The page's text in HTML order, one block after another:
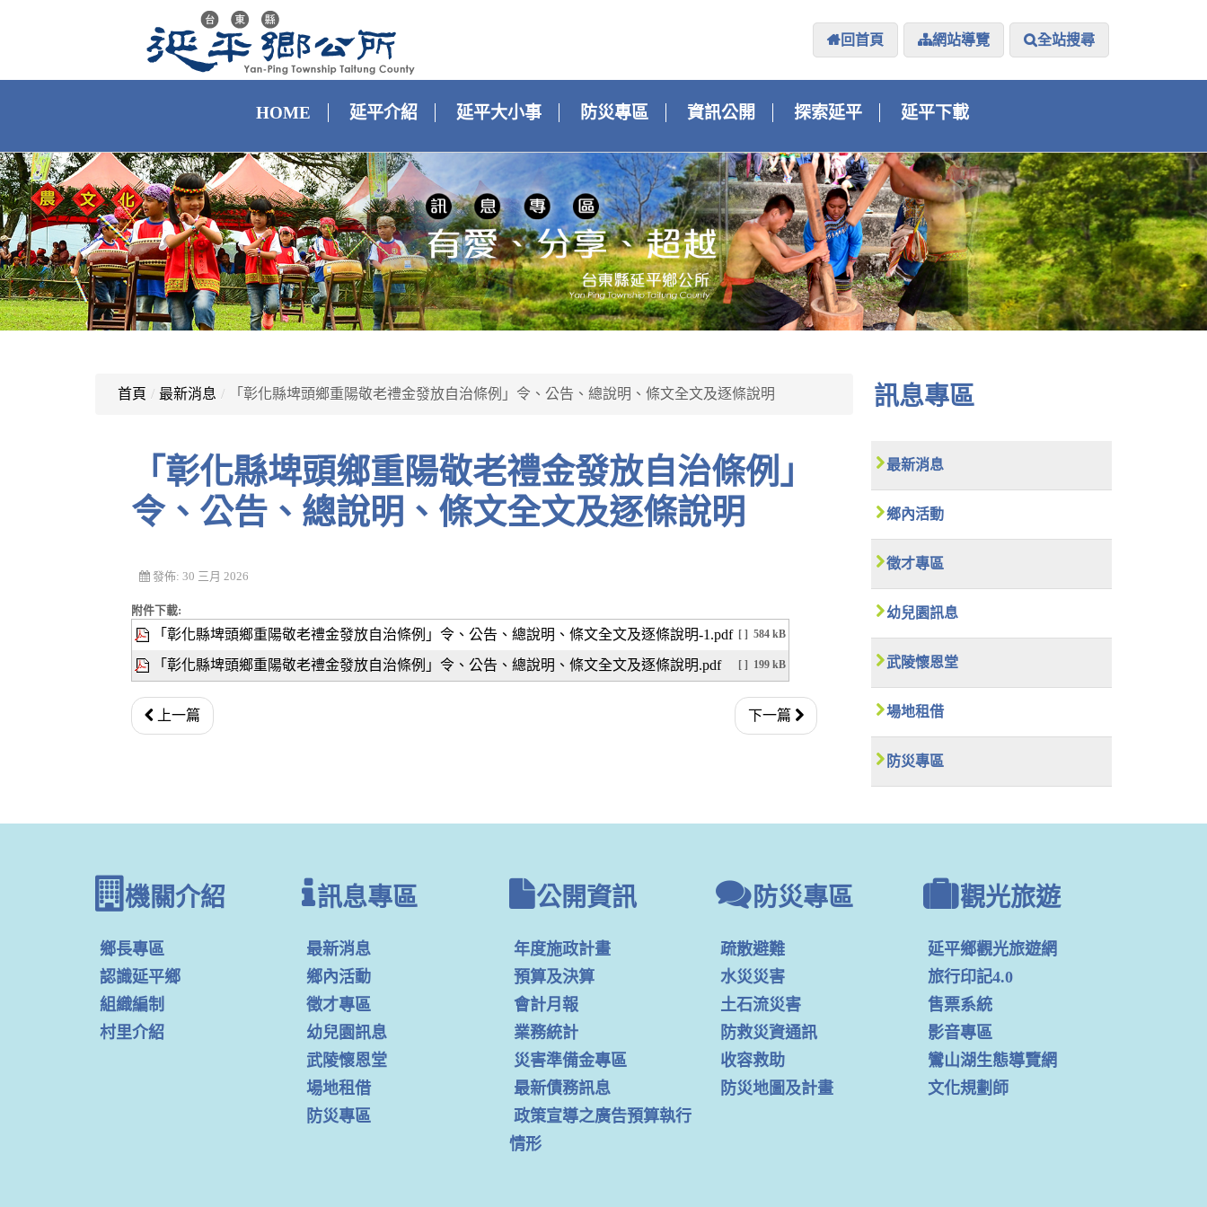
回首頁 網站導覽 全站搜尋
HOME 延平介紹 延平大小事 防災專區 資訊公開 探索延平 延平下載
首頁 / 最新消息 / 「彰化縣埤頭鄉重陽敬老禮金發放自治條例」令、公告、總說明、條文全文及逐條說明
「彰化縣埤頭鄉重陽敬老禮金發放自治條例」
令、公告、總說明、條文全文及逐條說明
發佈: 30 三月 2026
附件下載:
「彰化縣埤頭鄉重陽敬老禮金發放自治條例」令、公告、總說明、條文全文及逐條說明-1.pdf 584 kB
「彰化縣埤頭鄉重陽敬老禮金發放自治條例」令、公告、總說明、條文全文及逐條說明.pdf 199 kB
上一篇 下一篇
訊息專區
最新消息
鄉內活動
徵才專區
幼兒園訊息
武陵懷恩堂
場地租借
防災專區
機關介紹
鄉長專區
認識延平鄉
組織編制
村里介紹
訊息專區
最新消息
鄉內活動
徵才專區
幼兒園訊息
武陵懷恩堂
場地租借
防災專區
公開資訊
年度施政計畫
預算及決算
會計月報
業務統計
災害準備金專區
最新債務訊息
政策宣導之廣告預算執行
情形
防災專區
疏散避難
水災災害
土石流災害
防救災資通訊
收容救助
防災地圖及計畫
觀光旅遊
延平鄉觀光旅遊網
旅行印記4.0
售票系統
影音專區
鸞山湖生態導覽網
文化規劃師